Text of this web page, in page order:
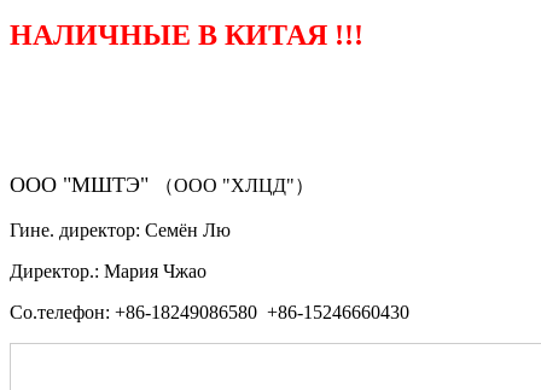
НАЛИЧНЫЕ В КИТАЯ !!!
ООО "МШТЭ" （ООО "ХЛЦД"）
Гине. директор: Семён Лю
Директор.: Мария Чжао
Со.телефон: +86-18249086580 +86-15246660430